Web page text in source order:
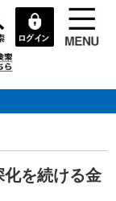
化を続ける金